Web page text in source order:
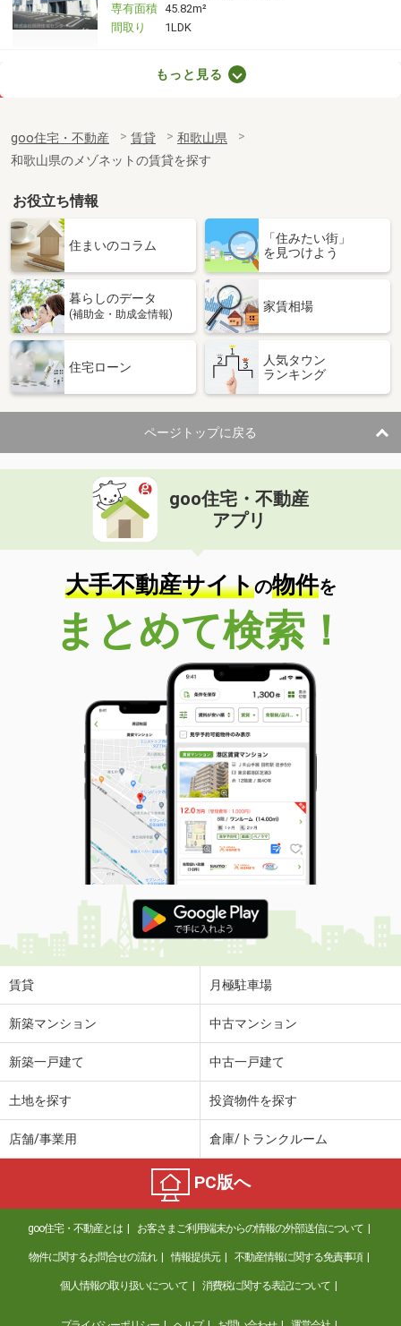
専有面積 45.82m²
間取り
1LDK
専有面積
32.94m²
間取り
ワンルーム
和歌山県和歌山市小雑賀
価 格
5.65万円
和歌山県和歌山市小雑賀
専有面積 57.19m²
間取り
和歌山県和歌山市吉礼
住 所
和歌山県和歌山市吉礼
専有面積 52.54m²
間取り
3K
和歌山県海南市岡田
価 格
住 所
和歌山県海南市岡田
専有面積 46.49m²
間取り
2DK
和歌山県和歌山市六十谷
価 格
4.40万円
和歌山県和歌山市六十谷
22.7m²
間取り
1K
和歌山県岩出市畑毛
価 格
4万円
住 所
和歌山県岩出市畑毛
専有面積 23.18m²
間取り
1K
和歌山県和歌山市北島
価 格
4.50万円
住 所
和歌山県和歌山市北島
専有面積
和歌山県和歌山市松江東２丁目
5.90万円
和歌山県和歌山市加納
6.70万円
住 所
和歌山県和歌山市加納
専有面積 50.14m²
間取り
1LDK
和歌山県紀の川市下井阪
もっと見る
goo住宅・不動産 賃貸
和歌山県
和歌山県のメゾネットの賃貸を探す
お役立ち情報
住まいのコラム
「住みたい街」
を見つけよう
暮らしのデータ
(補助金・助成金情報)
家賃相場
住宅ローン
人気タウン
ランキング
ページトップに戻る
goo住宅・不動産
アプリ
大手不動産サイトの物件を
まとめて検索！
賃貸 月極駐車場
新築マンション 中古マンション
新築一戸建て 中古一戸建て
土地を探す 投資物件を探す
店舗/事業用 倉庫/トランクルーム
PC版へ
goo住宅・不動産とは お客さまご利用端末からの情報の外部送信について
物件に関するお問合せの流れ 情報提供元 不動産情報に関する免責事項
個人情報の取り扱いについて 消費税に関する表記について